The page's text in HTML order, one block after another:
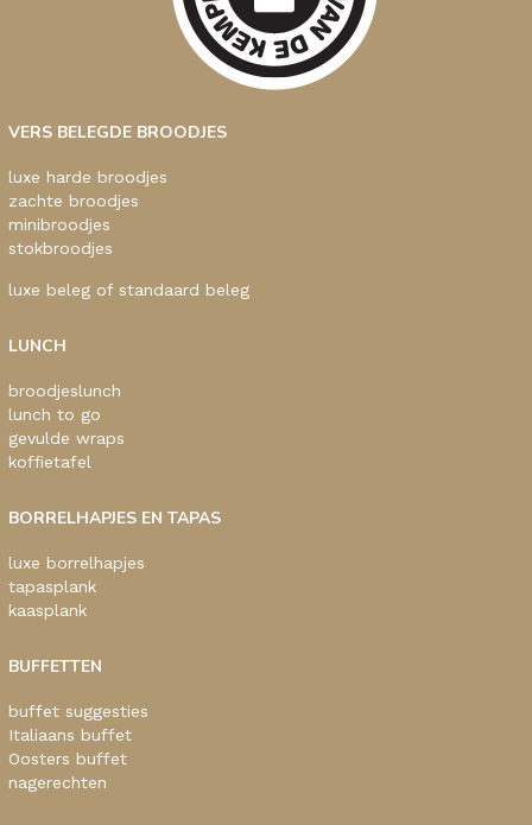
VERS BELEGDE BROODJES
luxe harde broodjes
zachte broodjes
minibroodjes
stokbroodjes
luxe beleg of standaard beleg
LUNCH
broodjeslunch
lunch to go
gevulde wraps
koffietafel
BORRELHAPJES EN TAPAS
luxe borrelhapjes
tapasplank
kaasplank
BUFFETTEN
buffet suggesties
Italiaans buffet
Oosters buffet
nagerechten